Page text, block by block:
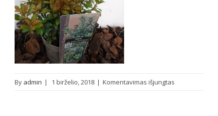
By admin | 1 birželio, 2018 | Komentavimas išjungtas